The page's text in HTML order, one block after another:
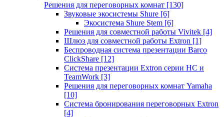
Решения для переговорных комнат [130]
Звуковые экосистемы Shure [6]
Экосистема Shure Stem [6]
Решения для совместной работы Vivitek [4]
Шлюз для совместной работы Extron [1]
Беспроводная система презентации Barco
ClickShare [12]
Система презентации Extron серии HC и
TeamWork [3]
Решения для переговорных комнат Yamaha
[10]
Система бронирования переговорных Extron
[4]